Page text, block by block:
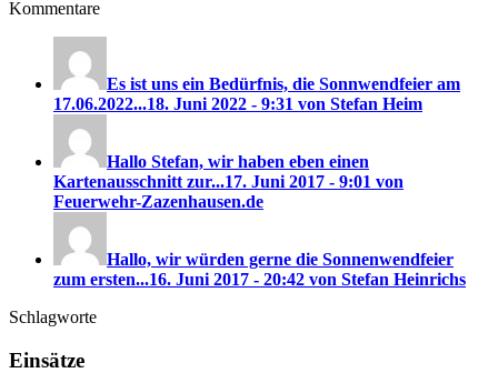
Kommentare
Es ist uns ein Bedürfnis, die Sonnwendfeier am
17.06.2022...18. Juni 2022 - 9:31 von Stefan Heim
Hallo Stefan, wir haben eben einen
Kartenausschnitt zur...17. Juni 2017 - 9:01 von
Feuerwehr-Zazenhausen.de
Hallo, wir würden gerne die Sonnenwendfeier
zum ersten...16. Juni 2017 - 20:42 von Stefan Heinrichs
Schlagworte
Einsätze